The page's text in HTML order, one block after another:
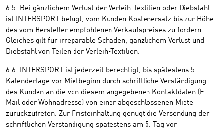
6.5. Bei gänzlichem Verlust der Verleih-Textilien oder Diebstahl
ist INTERSPORT befugt, vom Kunden Kostenersatz bis zur Höhe
des vom Hersteller empfohlenen Verkaufspreises zu fordern.
Gleiches gilt für irreparable Schäden, gänzlichem Verlust und
Diebstahl von Teilen der Verleih-Textilien.
6.6. INTERSPORT ist jederzeit berechtigt, bis spätestens 5
Kalendertage vor Mietbeginn durch schriftliche Verständigung
des Kunden an die von diesem angegebenen Kontaktdaten (E-
Mail oder Wohnadresse) von einer abgeschlossenen Miete
zurückzutreten. Zur Fristeinhaltung genügt die Versendung der
schriftlichen Verständigung spätestens am 5. Tag vor